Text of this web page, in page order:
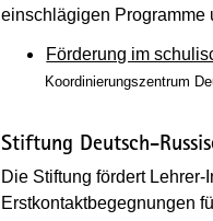
einschlägigen Programme
Förderung im
Koordinierungszentrum
Stiftung Deutsch-
Die Stiftung fördert
Erstkontaktbegegnungen